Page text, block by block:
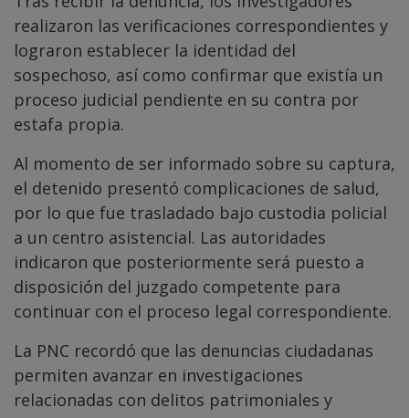
realizaron las verificaciones correspondientes y
lograron establecer la identidad del
sospechoso, así como confirmar que existía un
proceso judicial pendiente en su contra por
estafa propia.
Al momento de ser informado sobre su captura,
el detenido presentó complicaciones de salud,
por lo que fue trasladado bajo custodia policial
a un centro asistencial. Las autoridades
indicaron que posteriormente será puesto a
disposición del juzgado competente para
continuar con el proceso legal correspondiente.
La PNC recordó que las denuncias ciudadanas
permiten avanzar en investigaciones
relacionadas con delitos patrimoniales y